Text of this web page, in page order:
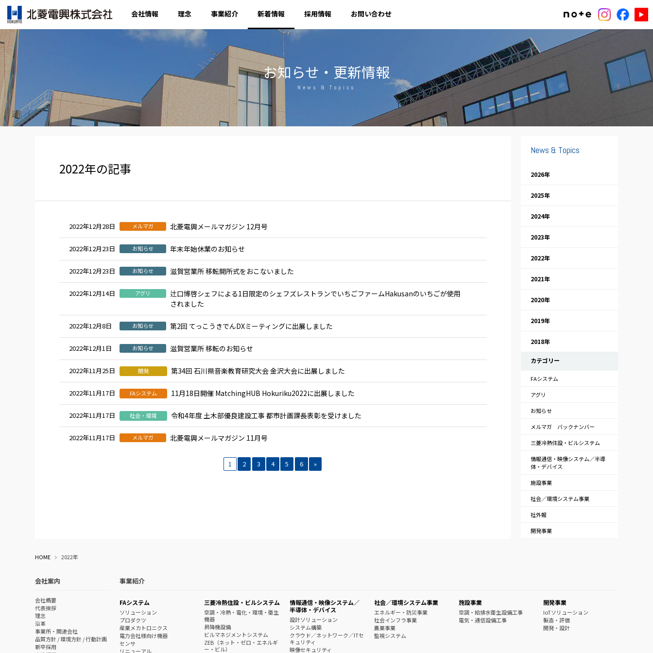
会社情報 理念 事業紹介 新着情報 採用情報 お問い合わせ
お知らせ・更新情報
News & Topics
2022年の記事
2022年12月28日 メルマガ 北菱電興メールマガジン 12月号
2022年12月23日 お知らせ 年末年始休業のお知らせ
2022年12月23日 お知らせ 滋賀営業所 移転開所式をおこないました
2022年12月14日 アグリ
辻口博啓シェフによる1日限定のシェフズレストランでいちごファームHakusanのいちごが使用
されました
2022年12月8日 お知らせ 第2回 てっこうきでんDXミーティングに出展しました
2022年12月1日 お知らせ 滋賀営業所 移転のお知らせ
2022年11月25日 開発 第34回 石川県音楽教育研究大会 金沢大会に出展しました
2022年11月17日 FAシステム 11月18日開催 MatchingHUB Hokuriku2022に出展しました
2022年11月17日 社会・環境 令和4年度 土木部優良建設工事 都市計画課長表彰を受けました
2022年11月17日 メルマガ 北菱電興メールマガジン 11月号
1 2 3 4 5 6 »
News & Topics
2026年
2025年
2024年
2023年
2022年
2021年
2020年
2019年
2018年
カテゴリー
FAシステム
アグリ
お知らせ
メルマガ バックナンバー
三菱冷熱住設・ビルシステム
情報通信・映像システム／半導
体・デバイス
施設事業
社会／環境システム事業
社外報
開発事業
HOME 2022年
会社案内
会社概要
代表挨拶
理念
沿革
事業所・関連会社
品質方針 / 環境方針 / 行動計画
新卒採用
事業紹介
FAシステム
ソリューション
プロダクツ
産業メカトロニクス
電力会社様向け機器
センサ
リニューアル
三菱冷熱住設・ビルシステム
空調・冷熱・電化・環境・衛生
機器
昇降機設備
ビルマネジメントシステム
ZEB（ネット・ゼロ・エネルギ
ー・ビル）
情報通信・映像システム／
半導体・デバイス
設計ソリューション
システム構築
クラウド／ネットワーク／ITセ
キュリティ
映像セキュリティ
社会／環境システム事業
エネルギー・防災事業
社会インフラ事業
農業事業
監視システム
施設事業
空調・給排水衛生設備工事
電気・通信設備工事
開発事業
IoTソリューション
製造・評価
開発・設計